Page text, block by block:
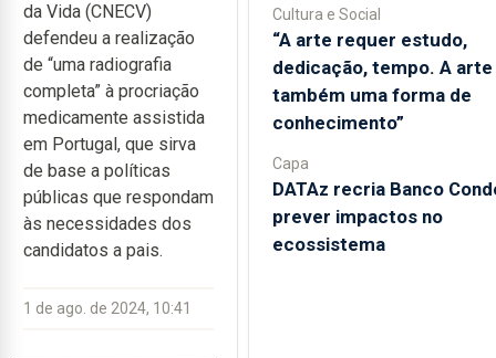
da Vida (CNECV)
defendeu a realização
de “uma radiografia
completa” à procriação
medicamente assistida
em Portugal, que sirva
de base a políticas
públicas que respondam
às necessidades dos
candidatos a pais.
1 de ago. de 2024, 10:41
Cultura e Social
“A arte requer estudo,
dedicação, tempo. A arte
também uma forma de
conhecimento”
Capa
DATAz recria Banco
prever impactos no
ecossistema